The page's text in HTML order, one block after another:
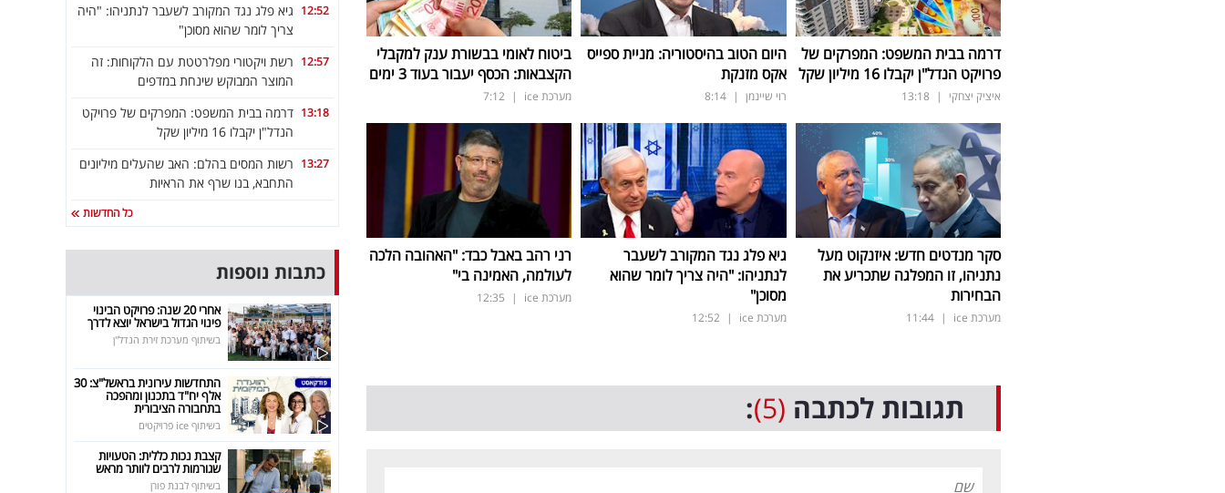
דרמה בבית המשפט: המפרקים של
פרויקט הנדל"ן יקבלו 16 מיליון שקל
איציק יצחקי |
13:18
היום הטוב בהיסטוריה: מניית ספייס
אקס מזנקת
רוי שיינמן |
8:14
ביטוח לאומי בבשורת ענק למקבלי
הקצבאות: הכסף יעבור בעוד 3 ימים
מערכת ice |
7:12
סקר מנדטים חדש: איזנקוט מעל
נתניהו, זו המפלגה שתכריע את
הבחירות
מערכת ice |
11:44
גיא פלג נגד המקורב לשעבר
לנתניהו: "היה צריך לומר שהוא
מסוכן"
מערכת ice |
12:52
רני רהב באבל כבד: "האהובה הלכה
לעולמה, האמינה בי"
מערכת ice |
12:35
תגובות לכתבה (5)
:
12:52 גיא פלג נגד המקורב לשעבר לנתניהו: "היה
צריך לומר שהוא מסוכן"
12:57 רשת ויקטורי מפלרטטת עם הלקוחות: זה
המוצר המבוקש שינחת במדפים
13:18 דרמה בבית המשפט: המפרקים של פרויקט
הנדל"ן יקבלו 16 מיליון שקל
13:27 רשות המסים בהלם: האב שהעלים מיליונים
התחבא, בנו שרף את הראיות
כל החדשות
כתבות נוספות
אחרי 20 שנה: פרויקט הבינוי
פינוי הגדול בישראל יוצא לדרך
בשיתוף מערכת זירת הנדל"ן
התחדשות עירונית בראשל"צ: 30
אלף יח"ד בתכנון ומהפכה
בתחבורה הציבורית
בשיתוף ice פרויקטים
קצבת נכות כללית: הטעויות
שגורמות לרבים לוותר מראש
בשיתוף לבנת פורן